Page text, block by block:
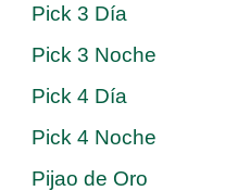
Pick 3 Día
Pick 3 Noche
Pick 4 Día
Pick 4 Noche
Pijao de Oro